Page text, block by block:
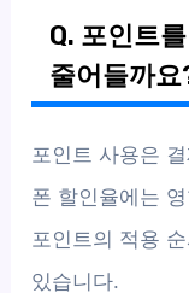
Q. 포인트
줄어들까요
포인트 사용은
폰 할인율에는
포인트의 적용
있습니다.